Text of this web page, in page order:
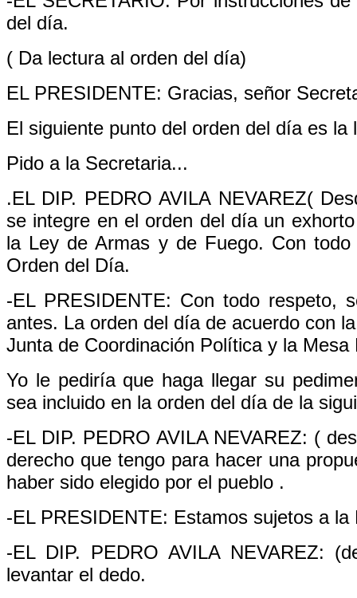
del día.
( Da lectura al orden del día)
EL PRESIDENTE: Gracias, señor
El siguiente punto del orden del día es
Pido a la Secretaria...
.EL DIP. PEDRO AVILA NEVAREZ(
se integre en el orden del día un
la Ley de Armas y de Fuego. Con
Orden del Día.
-EL PRESIDENTE: Con todo respeto,
antes. La orden del día de acuerdo con
Junta de Coordinación Política y la Mesa
Yo le pediría que haga llegar su
sea incluido en la orden del día de la
-EL DIP. PEDRO AVILA NEVAREZ: (
derecho que tengo para hacer una
haber sido elegido por el pueblo .
-EL PRESIDENTE: Estamos sujetos a
-EL DIP. PEDRO AVILA NEVAREZ:
levantar el dedo.